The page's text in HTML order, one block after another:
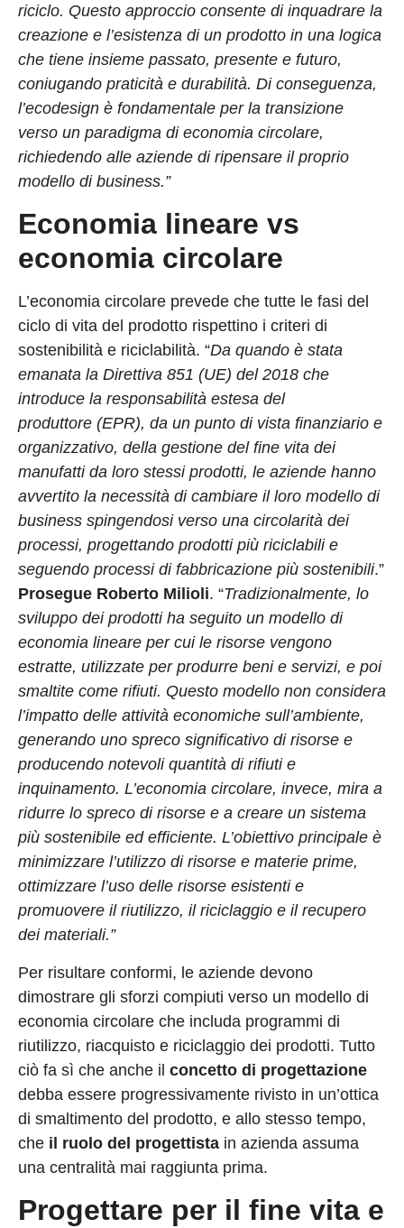
riciclo. Questo approccio consente di inquadrare la
creazione e l’esistenza di un prodotto in una logica
che tiene insieme passato, presente e futuro,
coniugando praticità e durabilità. Di conseguenza,
l’ecodesign è fondamentale per la transizione
verso un paradigma di economia circolare,
richiedendo alle aziende di ripensare il proprio
modello di business.”
Economia lineare vs
economia circolare
L’economia circolare prevede che tutte le fasi del
ciclo di vita del prodotto rispettino i criteri di
sostenibilità e riciclabilità. “Da quando è stata
emanata la Direttiva 851 (UE) del 2018 che
introduce la responsabilità estesa del
produttore (EPR), da un punto di vista finanziario e
organizzativo, della gestione del fine vita dei
manufatti da loro stessi prodotti, le aziende hanno
avvertito la necessità di cambiare il loro modello di
business spingendosi verso una circolarità dei
processi, progettando prodotti più riciclabili e
seguendo processi di fabbricazione più sostenibili.”
Prosegue Roberto Milioli. “Tradizionalmente, lo
sviluppo dei prodotti ha seguito un modello di
economia lineare per cui le risorse vengono
estratte, utilizzate per produrre beni e servizi, e poi
smaltite come rifiuti. Questo modello non considera
l’impatto delle attività economiche sull’ambiente,
generando uno spreco significativo di risorse e
producendo notevoli quantità di rifiuti e
inquinamento. L’economia circolare, invece, mira a
ridurre lo spreco di risorse e a creare un sistema
più sostenibile ed efficiente. L’obiettivo principale è
minimizzare l’utilizzo di risorse e materie prime,
ottimizzare l’uso delle risorse esistenti e
promuovere il riutilizzo, il riciclaggio e il recupero
dei materiali.”
Per risultare conformi, le aziende devono
dimostrare gli sforzi compiuti verso un modello di
economia circolare che includa programmi di
riutilizzo, riacquisto e riciclaggio dei prodotti. Tutto
ciò fa sì che anche il concetto di progettazione
debba essere progressivamente rivisto in un’ottica
di smaltimento del prodotto, e allo stesso tempo,
che il ruolo del progettista in azienda assuma
una centralità mai raggiunta prima.
Progettare per il fine vita e